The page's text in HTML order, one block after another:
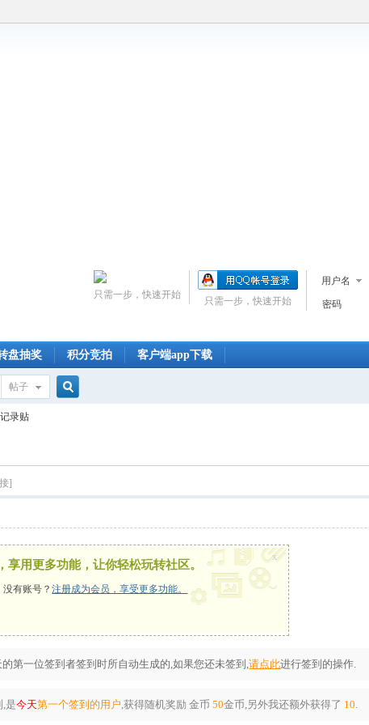
用户名
密码
只需一步，快速开始
只需一步，快速开始
盘抽奖 积分竞拍 客户端app下载
帖子
录贴
]
享用更多功能，让你轻松玩转社区。
没有账号？注册成为会员，享受更多功能。
x
第一位签到者签到时所自动生成的,如果您还未签到,请点此进行签到的操作.
,是今天第一个签到的用户,获得随机奖励金币50金币,另外我还额外获得了 10.